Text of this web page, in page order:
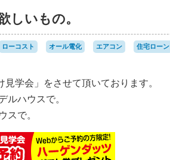
しいもの。
ローコスト オール電化 エアコン 住宅ローン
学会」をさせて頂いております。
ルハウスで。
スで。